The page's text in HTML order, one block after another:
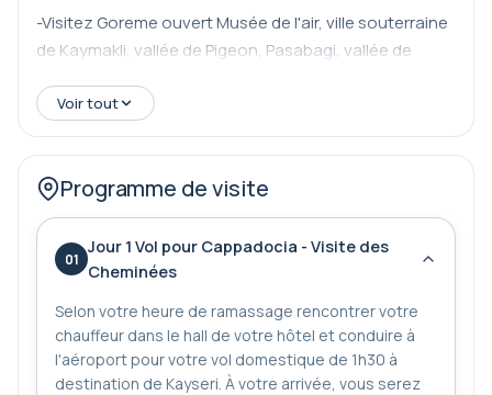
-Visitez Goreme ouvert Musée de l'air, ville souterraine
de Kaymakli, vallée de Pigeon, Pasabagi, vallée de
véhicule haut de gamme
de luxe sélectionné
-Pendez 2 nuits dans un condo de grotte élégamment
rénové.
Voir tout
Programme de visite
01
Jour 1 Vol pour Cappadocia - Visite des
Cheminées
Selon votre heure de ramassage rencontrer votre
chauffeur dans le hall de votre hôtel et conduire à
l'aéroport pour votre vol domestique de 1h30 à
destination de Kayseri. À votre arrivée, vous serez